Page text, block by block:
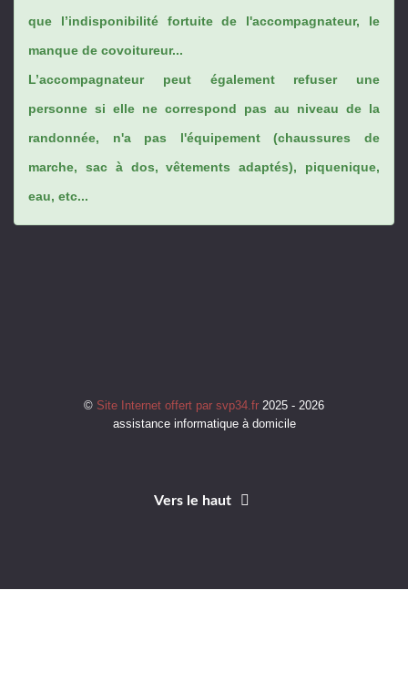
que l’indisponibilité fortuite de l'accompagnateur, le
manque de covoitureur...
L’accompagnateur peut également refuser une
personne si elle ne correspond pas au niveau de la
randonnée, n'a pas l'équipement (chaussures de
marche, sac à dos, vêtements adaptés), piquenique,
eau, etc...
© Site Internet offert par svp34.fr 2025 - 2026
assistance informatique à domicile
Vers le haut